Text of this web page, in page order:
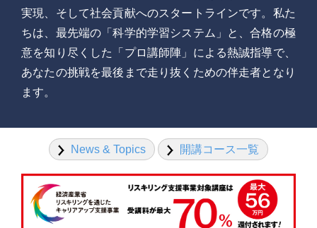
実現、そして社会貢献へのスタートラインです。 私た
ちは、最先端の「科学的学習システム」と、合格の極
意を知り尽くした「プロ講師陣」による熱誠指導で、
あなたの挑戦を最後まで走り抜くための伴走者となり
ます。
News & Topics 開講コース一覧